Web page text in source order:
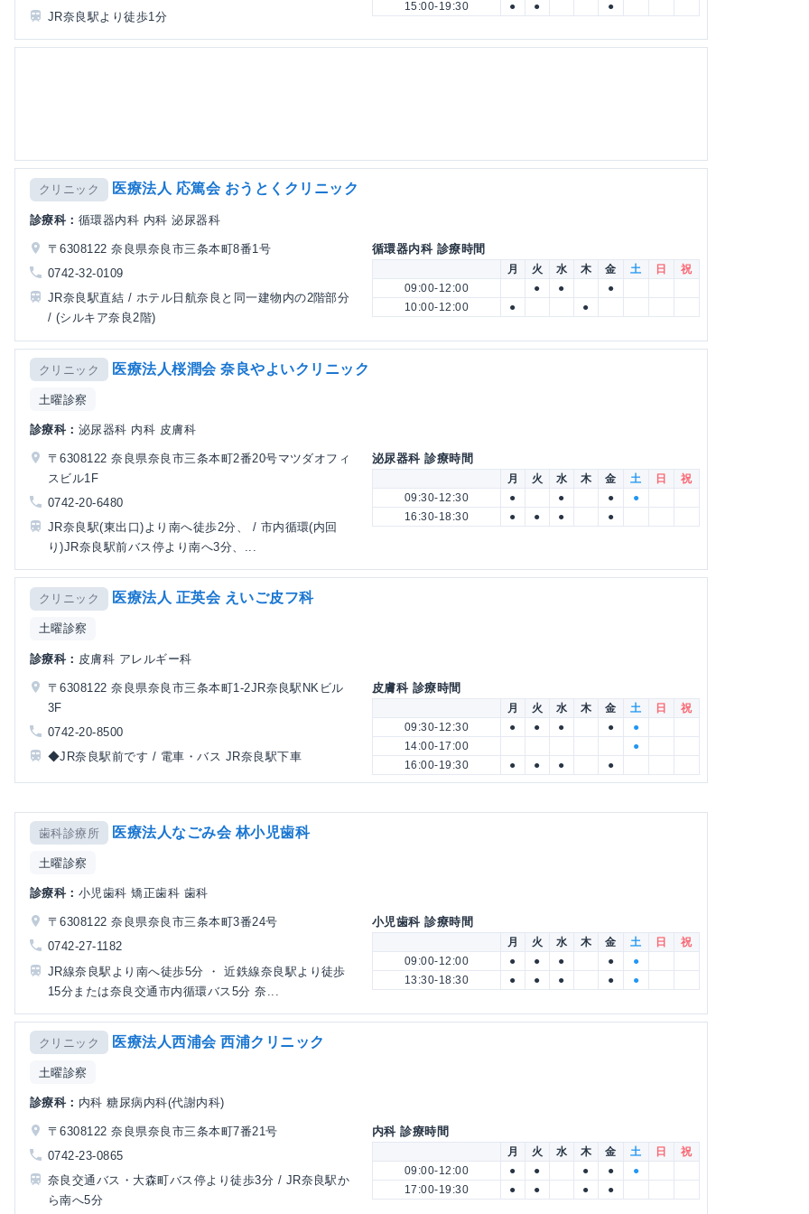
JR奈良駅より徒歩1分
15:00-19:30 ● ● ●
クリニック 医療法人 応篤会 おうとくクリニック
診療科： 循環器内科 内科 泌尿器科
〒6308122 奈良県奈良市三条本町8番1号
0742-32-0109
JR奈良駅直結 / ホテル日航奈良と同一建物内の2階部分
/ (シルキア奈良2階)
循環器内科 診療時間
月 火 水 木 金 土 日
祝
09:00-12:00
● ●
●
10:00-12:00
● ●
クリニック 医療法人桜潤会 奈良やよいクリニック
土曜診察
診療科： 泌尿器科 内科 皮膚科
〒6308122 奈良県奈良市三条本町2番20号マツダオフィ
スビル1F
0742-20-6480
JR奈良駅(東出口)より南へ徒歩2分、 / 市内循環(内回
り)JR奈良駅前バス停より南へ3分、...
泌尿器科 診療時間
月 火 水 木 金 土 日
祝
09:30-12:30
● ● ●
●
16:30-18:30
● ● ● ●
クリニック 医療法人 正英会 えいご皮フ科
土曜診察
診療科： 皮膚科 アレルギー科
〒6308122 奈良県奈良市三条本町1-2JR奈良駅NKビル
3F
0742-20-8500
◆JR奈良駅前です / 電車・バス JR奈良駅下車
皮膚科 診療時間
月 火 水 木 金 土 日
祝
09:30-12:30
● ● ● ●
●
14:00-17:00
●
16:00-19:30
● ● ● ●
歯科診療所 医療法人なごみ会 林小児歯科
土曜診察
診療科： 小児歯科 矯正歯科 歯科
〒6308122 奈良県奈良市三条本町3番24号
0742-27-1182
JR線奈良駅より南へ徒歩5分 ・ 近鉄線奈良駅より徒歩
15分または奈良交通市内循環バス5分 奈...
小児歯科 診療時間
月 火 水 木 金 土 日
祝
09:00-12:00
● ● ● ●
●
13:30-18:30
● ● ● ● ●
クリニック 医療法人西浦会 西浦クリニック
土曜診察
診療科： 内科 糖尿病内科(代謝内科)
〒6308122 奈良県奈良市三条本町7番21号
0742-23-0865
奈良交通バス・大森町バス停より徒歩3分 / JR奈良駅か
ら南へ5分
内科 診療時間
月 火 水 木 金 土 日
祝
09:00-12:00
● ● ● ●
●
17:00-19:30
● ● ● ●